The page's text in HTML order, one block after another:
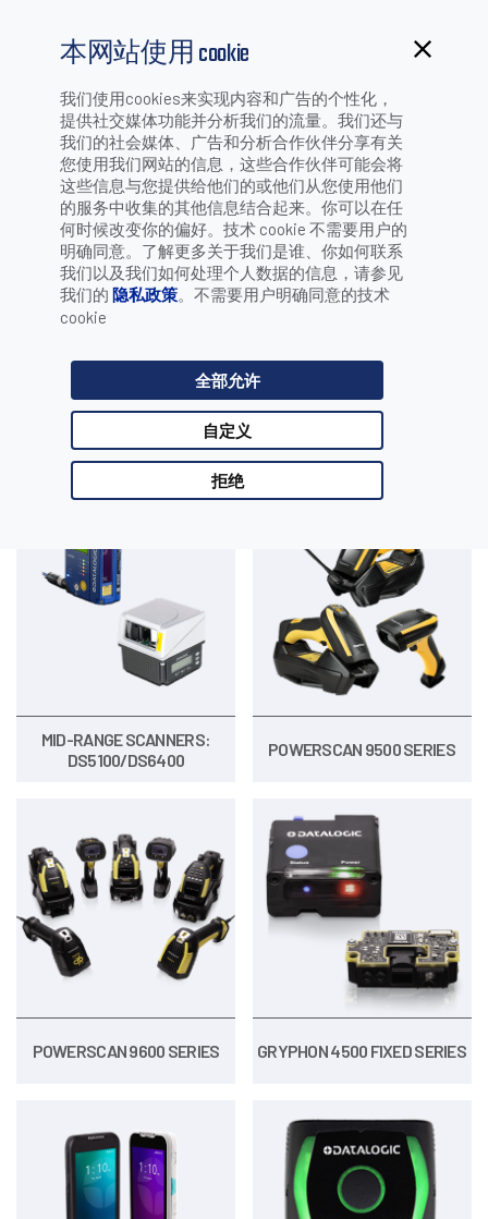
本网站使用 cookie
我们使用cookies来实现内容和广告的个性化，
提供社交媒体功能并分析我们的流量。我们还与
我们的社会媒体、广告和分析合作伙伴分享有关
您使用我们网站的信息，这些合作伙伴可能会将
这些信息与您提供给他们的或他们从您使用他们
的服务中收集的其他信息结合起来。你可以在任
何时候改变你的偏好。技术 cookie 不需要用户的
明确同意。了解更多关于我们是谁、你如何联系
我们以及我们如何处理个人数据的信息，请参见
我们的 隐私政策。不需要用户明确同意的技术
cookie
全部允许
自定义
拒绝
可追踪性
进行跟踪， 以保证完整性、用户安全性和有效 的召回管
推荐产品
MID-RANGE SCANNERS:
DS5100/DS6400
POWERSCAN 9500 SERIES
POWERSCAN 9600 SERIES GRYPHON 4500 FIXED SERIES